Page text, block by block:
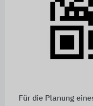
Für die Planung